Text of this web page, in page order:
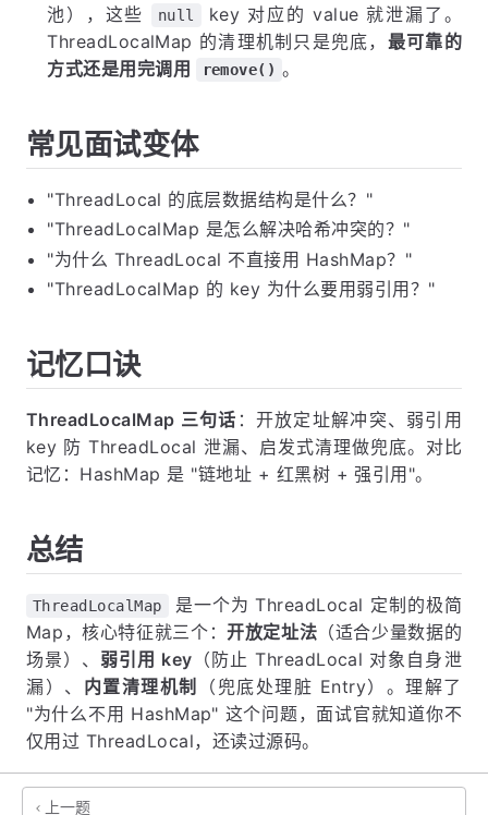
池），这些
null
key 对应的 value 就泄漏了。
ThreadLocalMap 的清理机制只是兜底， 最可靠的
方式还是用完调用
remove() 。
常见面试变体
"ThreadLocal 的底层数据结构是什么？"
"ThreadLocalMap 是怎么解决哈希冲突的？"
"为什么 ThreadLocal 不直接用 HashMap？"
"ThreadLocalMap 的 key 为什么要用弱引用？"
记忆口诀
ThreadLocalMap 三句话 ：开放定址解冲突、弱引用
key 防 ThreadLocal 泄漏、启发式清理做兜底。对比
记忆：HashMap 是 "链地址 + 红黑树 + 强引用"。
总结
ThreadLocalMap
是一个为 ThreadLocal 定制的极简
Map，核心特征就三个：开放定址法 （适合少量数据的
场景）、 弱引用 key （防止 ThreadLocal 对象自身泄
漏）、 内置清理机制
（兜底处理脏 Entry）。理解了
"为什么不用 HashMap" 这个问题，面试官就知道你不
仅用过 ThreadLocal，还读过源码。
上一题